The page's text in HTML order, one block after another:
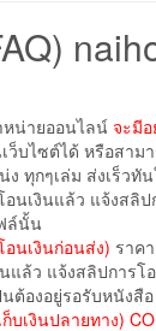
หน่ายออนไลน์ จะมี
ว็บไซต์ได้ หรือสาม
ทุกๆเล่ม ส่งเร็วทั
นเงินแล้ว แจ้งสลิ
ล์นั้น
นเงินก่อนส่ง) ราค
แล้ว แจ้งสลิปการ
ต้องอยู่รอรับหนังสื
บเงินปลายทาง)